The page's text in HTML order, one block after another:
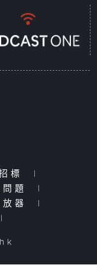
標
|
問題
|
放器
|
|